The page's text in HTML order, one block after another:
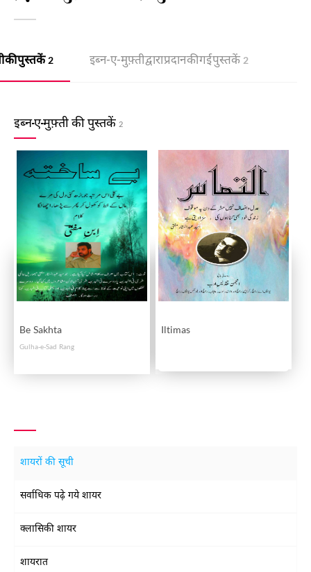
की पुस्तकें 2 इब्न-ए-मुफ़्ती द्वारा प्रदान की गई पुस्तकें 2
इब्न-ए-मुफ़्ती की पुस्तकें 2
Be Sakhta
Gulha-e-Sad Rang
Iltimas
शायरों की सूची
सर्वाधिक पढ़े गये शायर
क्लासिकी शायर
शायरात